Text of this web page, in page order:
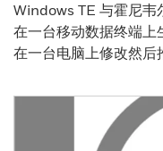
Windows TE 与霍尼韦
在一台移动数据终端上
在一台电脑上修改然后